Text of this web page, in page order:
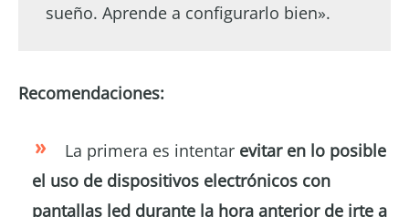
sueño. Aprende a configurarlo bien».
Recomendaciones:
La primera es intentar evitar en lo posible
el uso de dispositivos electrónicos con
pantallas led durante la hora anterior de irte a